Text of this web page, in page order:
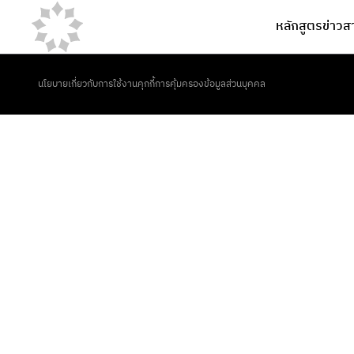
หลักสูตรข่าว
นโยบายเกี่ยวกับการใช้งานคุกกี้การคุ้มครองข้อมูลส่วนบุคคล